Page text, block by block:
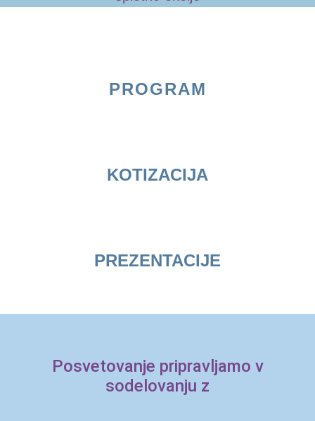
PROGRAM
KOTIZACIJA
PREZENTACIJE
Posvetovanje pripravljamo v
sodelovanju z